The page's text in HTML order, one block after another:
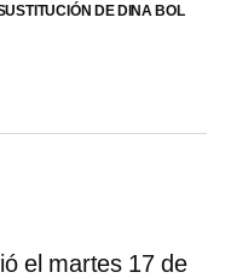
DE DINA BOL
el martes 17 de